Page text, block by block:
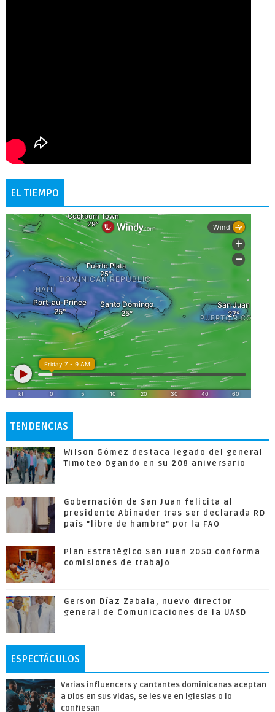
EL TIEMPO
TENDENCIAS
Wilson Gómez destaca legado del general
Timoteo Ogando en su 208 aniversario
Gobernación de San Juan felicita al
presidente Abinader tras ser declarada RD
país "libre de hambre" por la FAO
Plan Estratégico San Juan 2050 conforma
comisiones de trabajo
Gerson Díaz Zabala, nuevo director
general de Comunicaciones de la UASD
ESPECTÁCULOS
Varias influencers y cantantes dominicanas aceptan
a Dios en sus vidas, se les ve en iglesias o lo
confiesan